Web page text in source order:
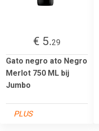
€ 5.29
Gato negro ato Negro
Merlot 750 ML bij
Jumbo
PLUS